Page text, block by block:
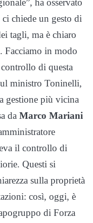
ha osservato
ci chiede un gesto di
tagli, ma è chiaro
Facciamo in modo
di questa
ministro Toninelli,
gestione più vicina
da Marco Mariani
il controllo di
Questi si
sulla proprietà
così, oggi, è
di Forza